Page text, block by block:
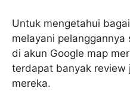
Untuk mengetahui
melayani
di akun Google map
terdapat banyak review
mereka.